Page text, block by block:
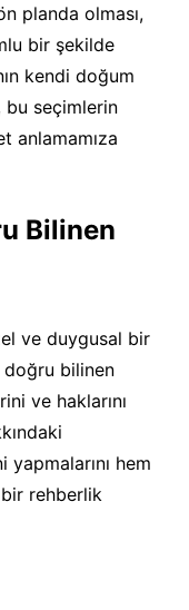
planda olması,
bir şekilde
kendi doğum
seçimlerin
anlamamıza
Bilinen
ve duygusal bir
bilinen
ve haklarını
hem
rehberlik